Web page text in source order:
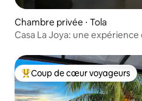
Chambre privée ⋅ Tola
Casa La Joya: une expérience
Coups de cœur voyageurs les
Coup de cœur voyageurs